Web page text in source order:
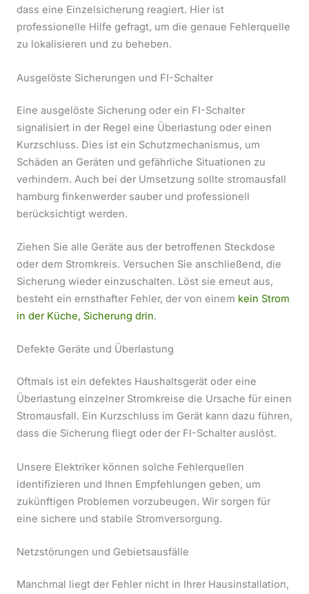
dass eine Einzelsicherung reagiert. Hier ist
professionelle Hilfe gefragt, um die genaue Fehlerquelle
zu lokalisieren und zu beheben.
Ausgelöste Sicherungen und FI-Schalter
Eine ausgelöste Sicherung oder ein FI-Schalter
signalisiert in der Regel eine Überlastung oder einen
Kurzschluss. Dies ist ein Schutzmechanismus, um
Schäden an Geräten und gefährliche Situationen zu
verhindern. Auch bei der Umsetzung sollte stromausfall
hamburg finkenwerder sauber und professionell
berücksichtigt werden.
Ziehen Sie alle Geräte aus der betroffenen Steckdose
oder dem Stromkreis. Versuchen Sie anschließend, die
Sicherung wieder einzuschalten. Löst sie erneut aus,
besteht ein ernsthafter Fehler, der von einem kein Strom
in der Küche, Sicherung drin.
Defekte Geräte und Überlastung
Oftmals ist ein defektes Haushaltsgerät oder eine
Überlastung einzelner Stromkreise die Ursache für einen
Stromausfall. Ein Kurzschluss im Gerät kann dazu führen,
dass die Sicherung fliegt oder der FI-Schalter auslöst.
Unsere Elektriker können solche Fehlerquellen
identifizieren und Ihnen Empfehlungen geben, um
zukünftigen Problemen vorzubeugen. Wir sorgen für
eine sichere und stabile Stromversorgung.
Netzstörungen und Gebietsausfälle
Manchmal liegt der Fehler nicht in Ihrer Hausinstallation,